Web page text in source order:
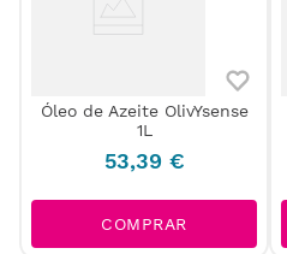
Óleo de Azeite OlivYsense
1L
53,39 €
COMPRAR